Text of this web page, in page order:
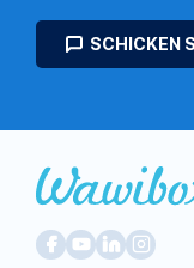
SCHICKEN